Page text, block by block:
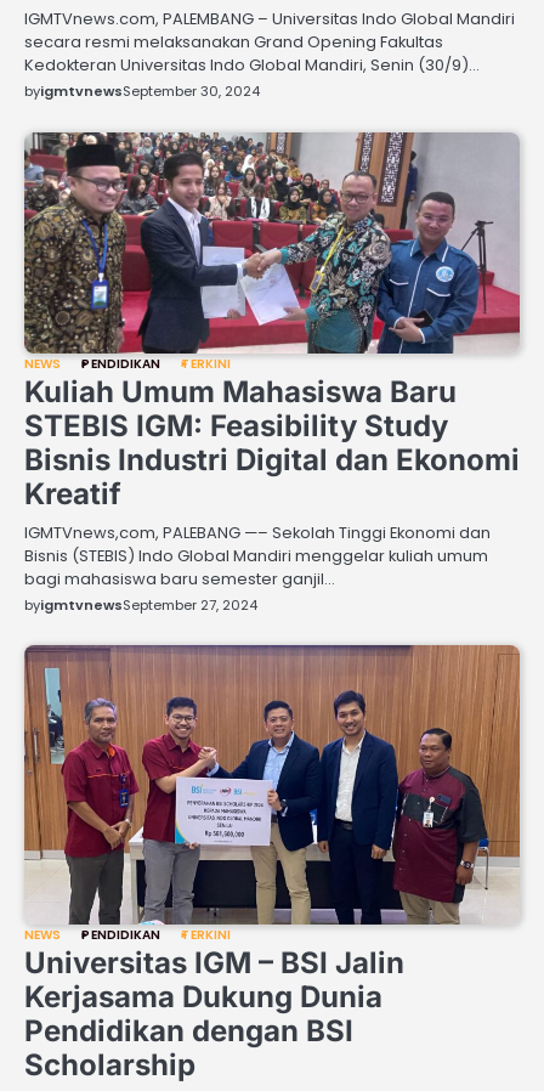
IGMTVnews.com, PALEMBANG – Universitas Indo Global Mandiri
secara resmi melaksanakan Grand Opening Fakultas
Kedokteran Universitas Indo Global Mandiri, Senin (30/9)…
byigmtvnewsSeptember 30, 2024
NEWS PENDIDIKAN TERKINI
Kuliah Umum Mahasiswa Baru
STEBIS IGM: Feasibility Study
Bisnis Industri Digital dan Ekonomi
Kreatif
IGMTVnews,com, PALEBANG —– Sekolah Tinggi Ekonomi dan
Bisnis (STEBIS) Indo Global Mandiri menggelar kuliah umum
bagi mahasiswa baru semester ganjil…
byigmtvnewsSeptember 27, 2024
NEWS PENDIDIKAN TERKINI
Universitas IGM – BSI Jalin
Kerjasama Dukung Dunia
Pendidikan dengan BSI
Scholarship